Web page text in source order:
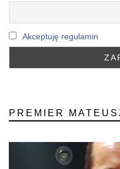
Akceptuję regulamin
PREMIER